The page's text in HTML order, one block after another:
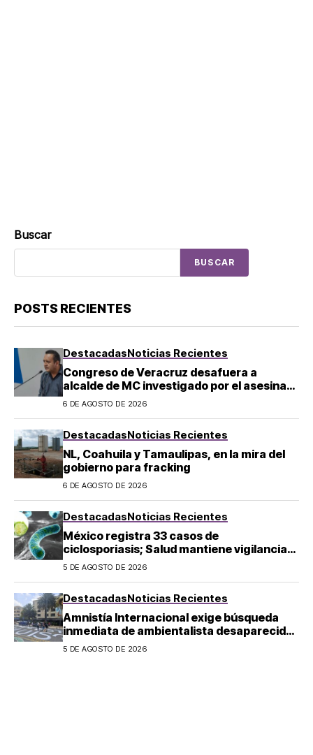
Buscar
BUSCAR
POSTS RECIENTES
DestacadasNoticias Recientes
Congreso de Veracruz desafuera a
alcalde de MC investigado por el asesinato
de la periodista Roxana Guzmán
6 DE AGOSTO DE 2026
DestacadasNoticias Recientes
NL, Coahuila y Tamaulipas, en la mira del
gobierno para fracking
6 DE AGOSTO DE 2026
DestacadasNoticias Recientes
México registra 33 casos de
ciclosporiasis; Salud mantiene vigilancia
epidemiológica
5 DE AGOSTO DE 2026
DestacadasNoticias Recientes
Amnistía Internacional exige búsqueda
inmediata de ambientalista desaparecido
en Michoacán
5 DE AGOSTO DE 2026